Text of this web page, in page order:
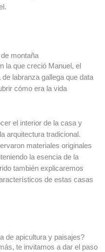
montaña
la que creció Manuel, el
labranza gallega que data
cómo era la vida
el interior de la casa y
arquitectura tradicional.
materiales originales
la esencia de la
también explicaremos
de estas casas
de apicultura y paisajes?
te invitamos a dar el paso